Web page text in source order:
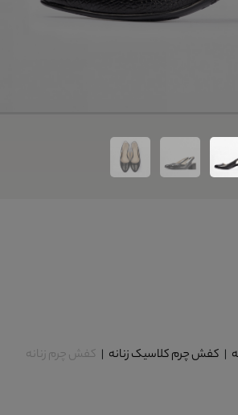
| کفش چرم کلاسیک زنانه| کفش چرم زنانه